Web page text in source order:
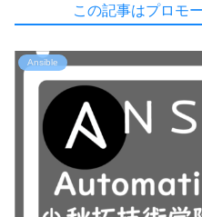
この記事はプロモ
Ansible